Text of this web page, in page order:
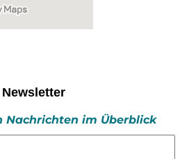
Newsletter
Nachrichten im Überblick